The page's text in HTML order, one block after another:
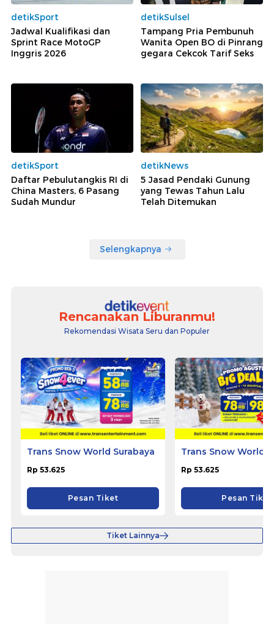
detikSport
Jadwal Kualifikasi dan
Sprint Race MotoGP
Inggris 2026
detikSulsel
Tampang Pria Pembunuh
Wanita Open BO di Pinrang
gegara Cekcok Tarif Seks
detikSport
Daftar Pebulutangkis RI di
China Masters, 6 Pasang
Sudah Mundur
detikNews
5 Jasad Pendaki Gunung
yang Tewas Tahun Lalu
Telah Ditemukan
Selengkapnya
Rencanakan Liburanmu!
Rekomendasi Wisata Seru dan Populer
Trans Snow World Surabaya
Rp 53.625
Pesan Tiket
Trans Snow World
Rp 53.625
Pesan Tiket
Tiket Lainnya